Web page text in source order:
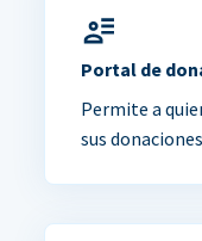
Portal de
Permite a
sus donaciones